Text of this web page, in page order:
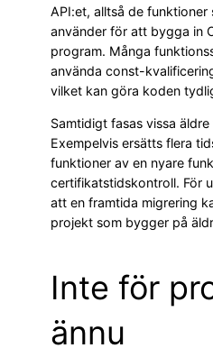
API:et, alltså de funktioner
använder för att bygga in
program. Många
använda const-
vilket kan göra koden
Samtidigt fasas vissa
Exempelvis ersätts flera
funktioner av en nyare
certifikatstidskontroll. För
att en framtida migrering
projekt som bygger på
Inte för
ännu